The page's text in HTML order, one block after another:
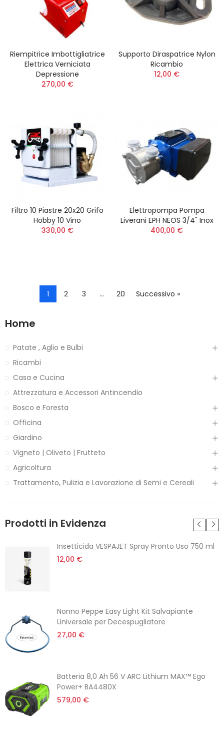
Riempitrice Imbottigliatrice
Elettrica Verniciata
Depressione
270,00 €
Supporto Diraspatrice Nylon
Ricambio
12,00 €
Filtro 10 Piastre 20x20 Grifo
Hobby 10 Vino
330,00 €
Elettropompa Pompa
Liverani EPH NEOS 3/4" Inox
400,00 €
1 2 3 … 20 Successivo »
Home
Patate , Aglio e Bulbi
Ricambi
Casa e Cucina
Attrezzatura e Accessori Antincendio
Bosco e Foresta
Officina
Giardino
Vigneto | Oliveto | Frutteto
Agricoltura
Trattamento, Pulizia e Lavorazione di Semi e Cereali
Prodotti in Evidenza
Insetticida VESPAJET Spray Pronto Uso 750 ml
12,00 €
Nonno Peppe Easy Light Kit Salvapiante
Universale per Decespugliatore
27,00 €
Batteria 8,0 Ah 56 V ARC Lithium MAX™ Ego
Power+ BA4480X
579,00 €